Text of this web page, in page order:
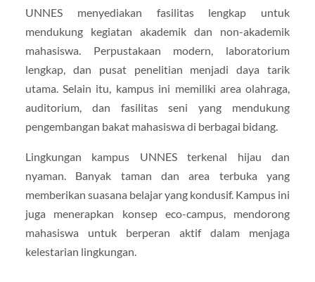
UNNES menyediakan fasilitas lengkap untuk
mendukung kegiatan akademik dan non-akademik
mahasiswa. Perpustakaan modern, laboratorium
lengkap, dan pusat penelitian menjadi daya tarik
utama. Selain itu, kampus ini memiliki area olahraga,
auditorium, dan fasilitas seni yang mendukung
pengembangan bakat mahasiswa di berbagai bidang.
Lingkungan kampus UNNES terkenal hijau dan
nyaman. Banyak taman dan area terbuka yang
memberikan suasana belajar yang kondusif. Kampus ini
juga menerapkan konsep eco-campus, mendorong
mahasiswa untuk berperan aktif dalam menjaga
kelestarian lingkungan.